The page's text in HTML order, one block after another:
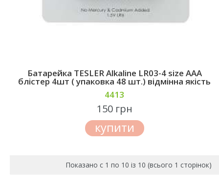
Батарейкa TESLER Alkaline LR03-4 size AAА
блістер 4шт ( упаковка 48 шт.) відмінна якість
4413
150 грн
купити
Показано с 1 по 10 із 10 (всього 1 сторінок)